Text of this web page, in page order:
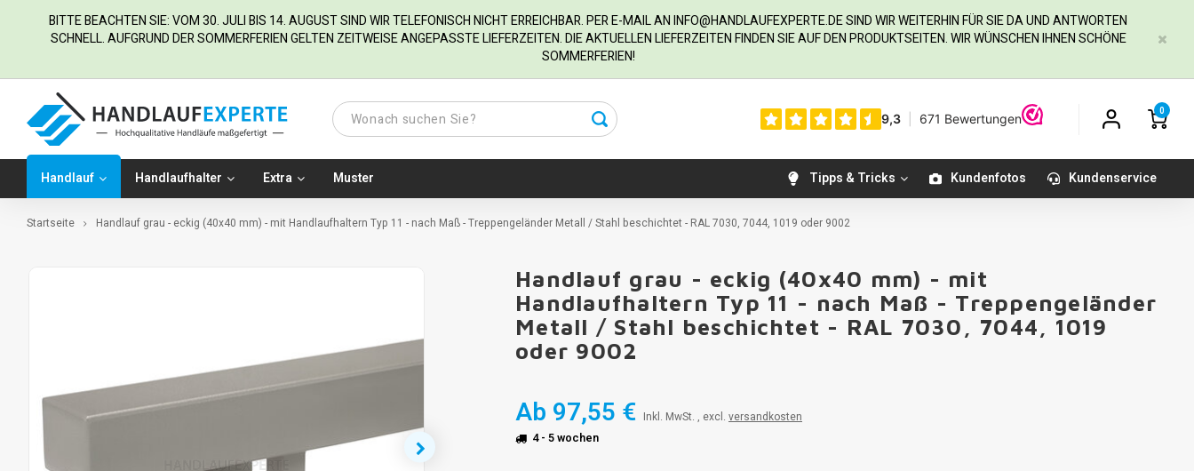
BITTE BEACHTEN SIE: VOM 30. JULI BIS 14. AUGUST SIND WIR TELEFONISCH NICHT ERREICHBAR. PER E-MAIL ANINFO@HANDLAUFEXPERTE.DESIND WIR WEITERHIN FÜR SIE DA UND ANTWORTEN
SCHNELL. AUFGRUND DER SOMMERFERIEN GELTEN ZEITWEISE ANGEPASSTE LIEFERZEITEN. DIE AKTUELLEN LIEFERZEITEN FINDEN SIE AUF DEN PRODUKTSEITEN. WIR WÜNSCHEN IHNEN SCHÖNE
SOMMERFERIEN!
0
Handlauf Handlaufhalter Extra Muster Tipps & Tricks Kundenfotos Kundenservice
Startseite Handlauf grau - eckig (40x40 mm) - mit Handlaufhaltern Typ 11 - nach Maß - Treppengeländer Metall / Stahl beschichtet - RAL 7030, 7044, 1019 oder 9002
Handlauf grau - eckig (40x40 mm) - mit
Handlaufhaltern Typ 11 - nach Maß - Treppengeländer
Metall / Stahl beschichtet - RAL 7030, 7044, 1019
oder 9002
Ab 97,55 € Inkl. MwSt. , excl. versandkosten
4 - 5 wochen